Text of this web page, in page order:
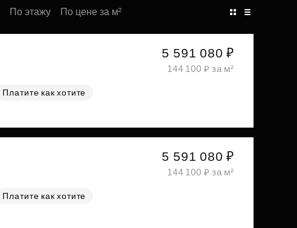
По этажу По цене за м²
Платите как хотите
5 591 080 ₽
144 100 ₽ за м²
Платите как хотите
5 591 080 ₽
144 100 ₽ за м²